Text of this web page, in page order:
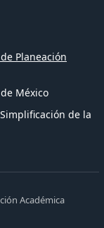
Planeación
México
de la
Académica